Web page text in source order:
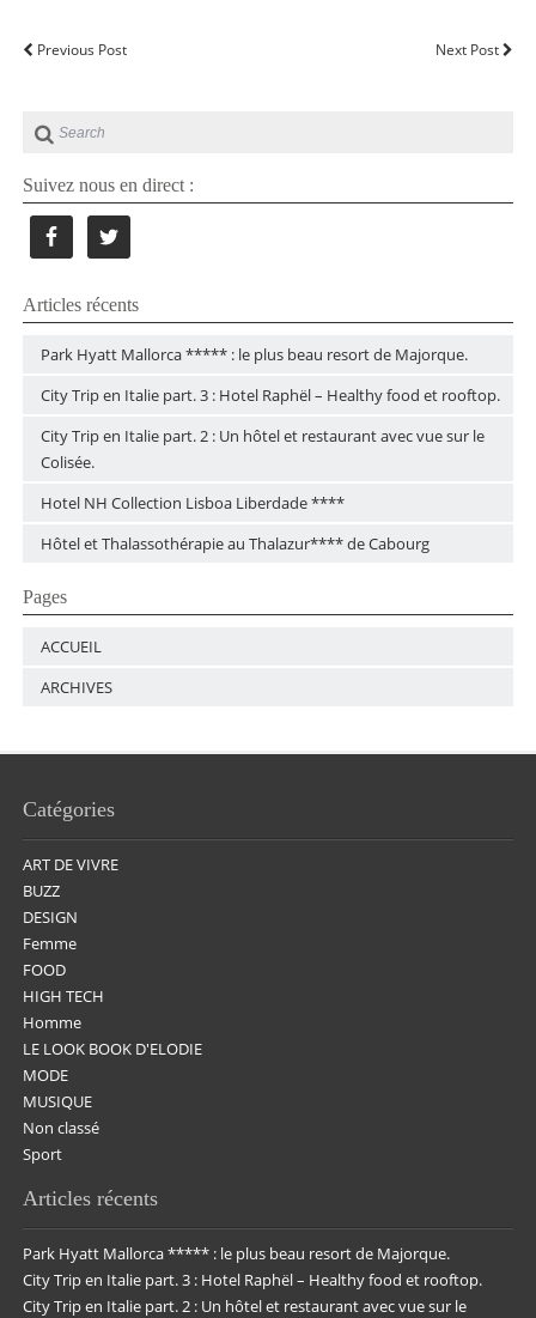
Previous Post Next Post
Suivez nous en direct :
Articles récents
Park Hyatt Mallorca ***** : le plus beau resort de Majorque.
City Trip en Italie part. 3 : Hotel Raphël – Healthy food et rooftop.
City Trip en Italie part. 2 : Un hôtel et restaurant avec vue sur le
Colisée.
Hotel NH Collection Lisboa Liberdade ****
Hôtel et Thalassothérapie au Thalazur**** de Cabourg
Pages
ACCUEIL
ARCHIVES
Catégories
ART DE VIVRE
BUZZ
DESIGN
Femme
FOOD
HIGH TECH
Homme
LE LOOK BOOK D'ELODIE
MODE
MUSIQUE
Non classé
Sport
Articles récents
Park Hyatt Mallorca ***** : le plus beau resort de Majorque.
City Trip en Italie part. 3 : Hotel Raphël – Healthy food et rooftop.
City Trip en Italie part. 2 : Un hôtel et restaurant avec vue sur le